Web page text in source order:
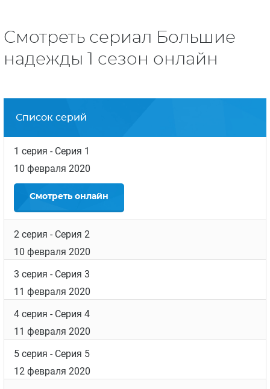
Смотреть сериал Большие
надежды 1 сезон онлайн
Список серий
1 серия - Серия 1
10 февраля 2020
Смотреть онлайн
2 серия - Серия 2
10 февраля 2020
3 серия - Серия 3
11 февраля 2020
4 серия - Серия 4
11 февраля 2020
5 серия - Серия 5
12 февраля 2020